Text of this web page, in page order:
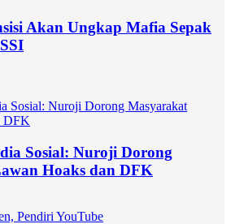
Akan Ungkap Mafia Sepak
Sosial: Nuroji Dorong
Hoaks dan DFK